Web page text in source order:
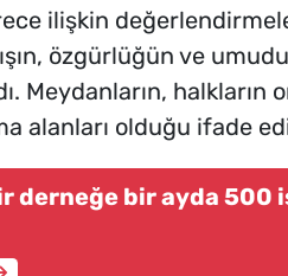
ilişkin
özgürlüğün ve
Meydanların, halkların
alanları olduğu ifade
derneğe bir ayda 500